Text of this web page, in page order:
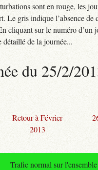
sont en rouge, les
Le gris indique l’absence de
cliquant sur le numéro d’un
détaillé de la journée...
du 25/2/
Retour à Février
2013
Trafic normal sur